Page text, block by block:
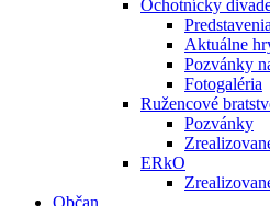
Ochotnícky
Predstavenia
Aktuálne
Pozvánky
Fotogaléria
Ružencové
Pozvánky
ERkO
Občan